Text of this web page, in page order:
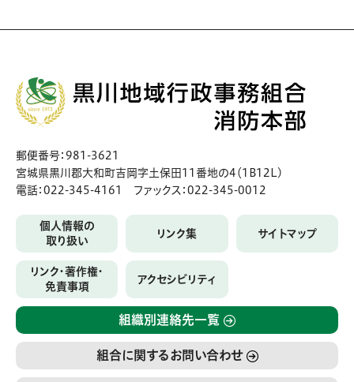
郵便番号：981-3621
宮城県黒川郡大和町吉岡字土保田11番地の4（1B12L)
電話：022-345-4161 ファックス：022-345-0012
個人情報の
取り扱い
リンク集 サイトマップ
リンク・著作権・
免責事項
アクセシビリティ
組織別連絡先一覧
組合に関するお問い合わせ